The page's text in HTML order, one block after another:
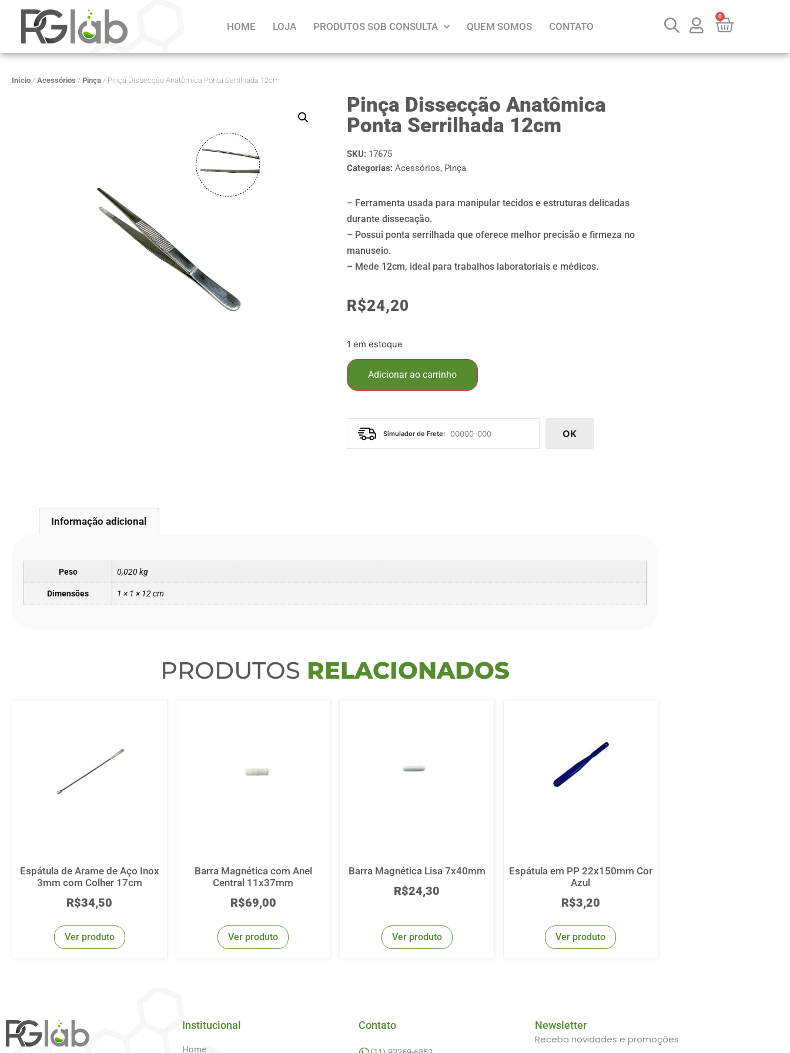
HOME LOJA PRODUTOS SOB CONSULTA QUEM SOMOS CONTATO
0
Início / Acessórios / Pinça / Pinça Dissecção Anatômica Ponta Serrilhada 12cm
Pinça Dissecção Anatômica
Ponta Serrilhada 12cm
SKU: 17675
Categorias: Acessórios, Pinça
– Ferramenta usada para manipular tecidos e estruturas delicadas
durante dissecação.
– Possui ponta serrilhada que oferece melhor precisão e firmeza no
manuseio.
– Mede 12cm, ideal para trabalhos laboratoriais e médicos.
R$24,20
1 em estoque
Adicionar ao carrinho
Simulador de Frete: OK
Informação adicional
Peso 0,020 kg
Dimensões 1 × 1 × 12 cm
PRODUTOS RELACIONADOS
Espátula de Arame de Aço Inox
3mm com Colher 17cm
R$34,50
Ver produto
Barra Magnética com Anel
Central 11x37mm
R$69,00
Ver produto
Barra Magnética Lisa 7x40mm
R$24,30
Ver produto
Espátula em PP 22x150mm Cor
Azul
R$3,20
Ver produto
Institucional
Home
Contato
Newsletter
Receba novidades e promoções